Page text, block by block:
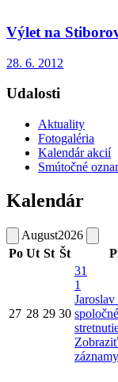
Výlet na
28. 6. 2012
Udalosti
Aktuality
Fotogaléria
Kalendár akcií
Smútočné
Kalendár
August2026
Po Ut St Št
27 28 29 30
31
1
spoločné